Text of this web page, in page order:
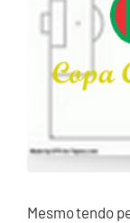
Mesmo tendo